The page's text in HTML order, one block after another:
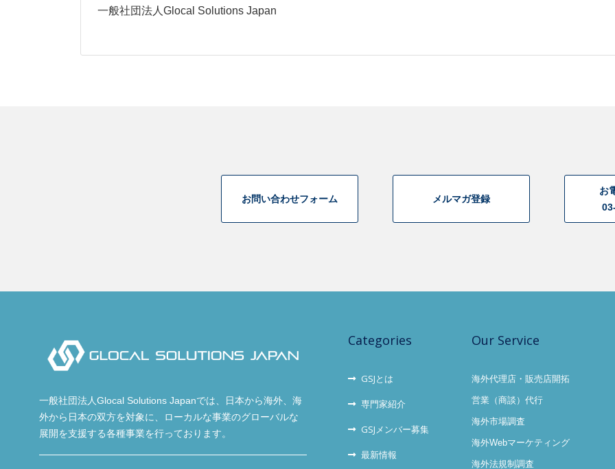
一般社団法人 Glocal Solutions Japan
お問い合わせフォーム メルマガ登録
お
一般社団法人Glocal Solutions Japanでは、日本から海外、海
外から日本の双方を対象に、ローカルな事業のグローバルな
展開を支援する各種事業を行っております。
Categories
GSJとは
専門家紹介
GSJメンバー募集
最新情報
Our Service
海外代理店・販売店開拓
営業（商談）代行
海外市場調査
海外Webマーケティング
海外法規制調査